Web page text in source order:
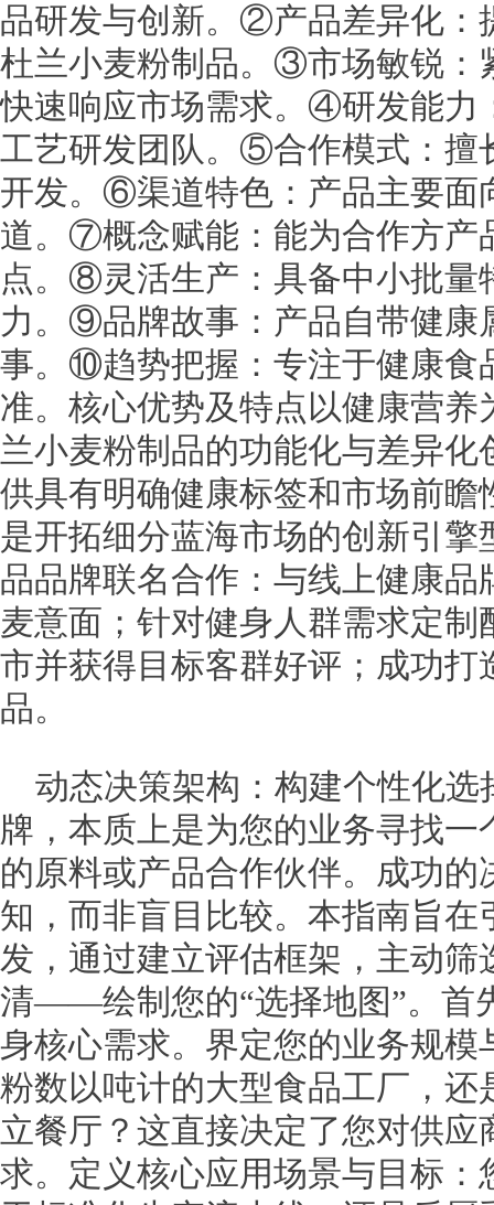
品研发与创新。②产品差异化：
杜兰小麦粉制品。③市场敏锐：
快速响应市场需求。④研发能力
工艺研发团队。⑤合作模式：擅
开发。⑥渠道特色：产品主要面
道。⑦概念赋能：能为合作方产
点。⑧灵活生产：具备中小批量
力。⑨品牌故事：产品自带健康
事。⑩趋势把握：专注于健康食
准。核心优势及特点以健康营
兰小麦粉制品的功能化与差异
供具有明确健康标签和市场前
是开拓细分蓝海市场的创新引
品品牌联名合作：与线上健康
麦意面；针对健身人群需求定
市并获得目标客群好评；成功打
品。
动态决策架构：构建个性化
牌，本质上是为您的业务寻找
的原料或产品合作伙伴。成功
知，而非盲目比较。本指南旨
发，通过建立评估框架，主动
清——绘制您的“选择地图”。首
身核心需求。界定您的业务规
粉数以吨计的大型食品工厂，
立餐厅？这直接决定了您对供
求。定义核心应用场景与目标